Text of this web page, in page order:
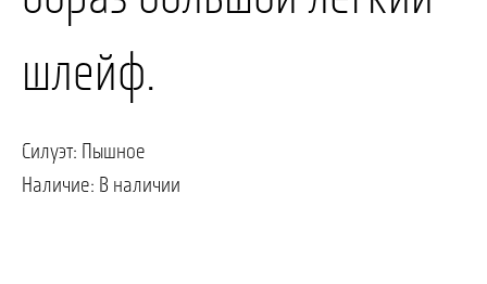
шлейф.
Силуэт: Пышное
Наличие: В наличии